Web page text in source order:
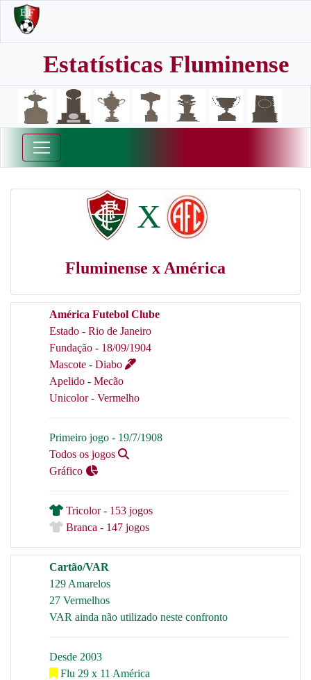
Estatísticas Fluminense
X
Fluminense x América
América Futebol Clube
Estado - Rio de Janeiro
Fundação - 18/09/1904
Mascote - Diabo
Apelido - Mecão
Unicolor - Vermelho
Primeiro jogo - 19/7/1908
Todos os jogos
Gráfico
Tricolor - 153 jogos
Branca - 147 jogos
Cartão/VAR
129 Amarelos
27 Vermelhos
VAR ainda não utilizado neste confronto
Desde 2003
Flu 29 x 11 América